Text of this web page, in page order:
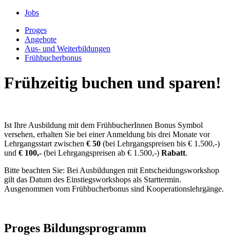
Jobs
Proges
Angebote
Aus- und Weiterbildungen
Frühbucherbonus
Frühzeitig buchen und sparen!
Ist Ihre Ausbildung mit dem FrühbucherInnen Bonus Symbol
versehen, erhalten Sie bei einer Anmeldung bis drei Monate vor
Lehrgangsstart zwischen € 50 (bei Lehrgangspreisen bis € 1.500,-)
und € 100,- (bei Lehrgangspreisen ab € 1.500,-) Rabatt.
Bitte beachten Sie: Bei Ausbildungen mit Entscheidungsworkshop
gilt das Datum des Einstiegsworkshops als Starttermin.
Ausgenommen vom Frühbucherbonus sind Kooperationslehrgänge.
Proges Bildungsprogramm